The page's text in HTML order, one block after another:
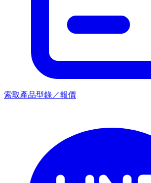
索取產品型錄／報價